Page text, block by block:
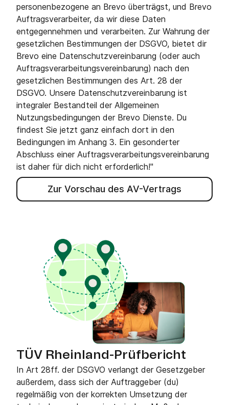
personenbezogene an Brevo überträgst, und Brevo
Auftragsverarbeiter, da wir diese Daten
entgegennehmen und verarbeiten. Zur Wahrung der
gesetzlichen Bestimmungen der DSGVO, bietet dir
Brevo eine Datenschutzvereinbarung (oder auch
Auftragsverarbeitungsvereinbarung) nach den
gesetzlichen Bestimmungen des Art. 28 der
DSGVO. Unsere Datenschutzvereinbarung ist
integraler Bestandteil der Allgemeinen
Nutzungsbedingungen der Brevo Dienste. Du
findest Sie jetzt ganz einfach dort in den
Bedingungen im Anhang 3. Ein gesonderter
Abschluss einer Auftragsverarbeitungsvereinbarung
ist daher für dich nicht erforderlich!"
Zur Vorschau des AV-Vertrags
TÜV Rheinland-Prüfbericht
In Art 28ff. der DSGVO verlangt der Gesetzgeber
außerdem, dass sich der Auftraggeber (du)
regelmäßig von der korrekten Umsetzung der